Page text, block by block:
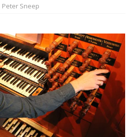
Peter Sneep